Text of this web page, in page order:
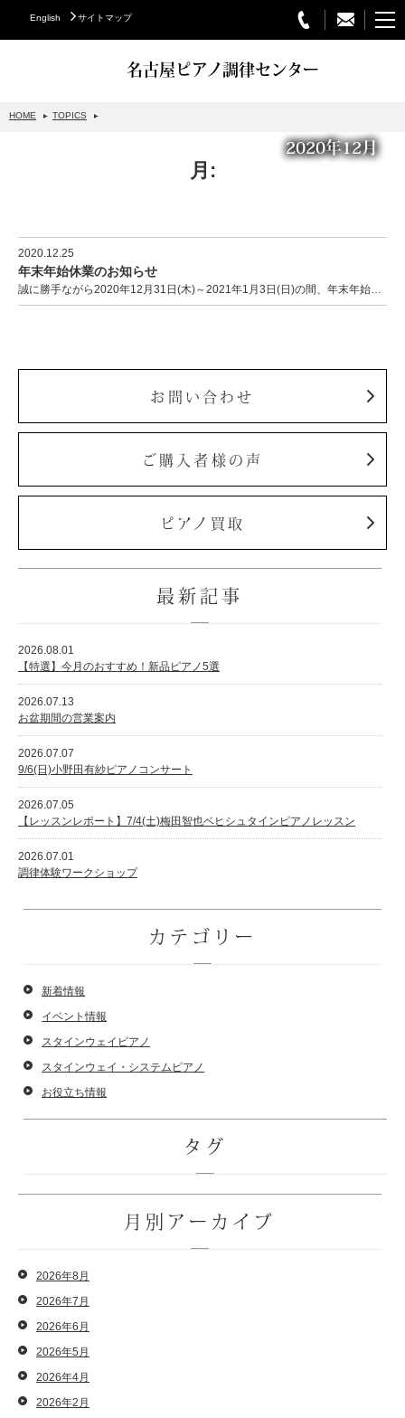
English サイトマップ
名古屋ピアノ調律センター
アップライトピアノ
PETROF
ホフマングランドピアノ
調律
修理
タッチ・音色の調整
ピアノクリーニングと引越し
ピアノレンタル
HOME TOPICS
月:
2020年12月
2020.12.25
年末年始休業のお知らせ
誠に勝手ながら2020年12月31日(木)～2021年1月3日(日)の間、年末年始休業日とさせていた…
お問い合わせ
ご購入者様の声
ピアノ買取
最新記事
2026.08.01
【特選】今月のおすすめ！新品ピアノ5選
2026.07.13
お盆期間の営業案内
2026.07.07
9/6(日)小野田有紗ピアノコンサート
2026.07.05
【レッスンレポート】7/4(土)梅田智也ベヒシュタインピアノレッスン
2026.07.01
調律体験ワークショップ
カテゴリー
新着情報
イベント情報
スタインウェイピアノ
スタインウェイ・システムピアノ
お役立ち情報
タグ
月別アーカイブ
2026年8月
2026年7月
2026年6月
2026年5月
2026年4月
2026年2月